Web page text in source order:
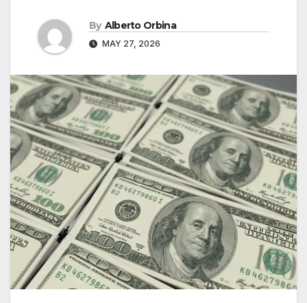
By Alberto Orbina
MAY 27, 2026